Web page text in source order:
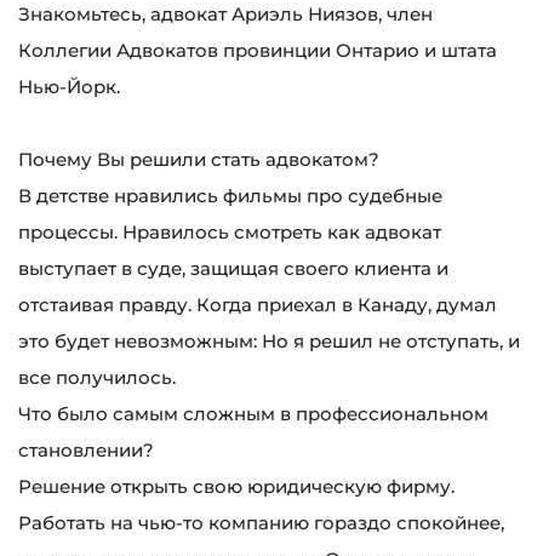
Знакомьтесь, адвокат Ариэль Ниязов, член
Коллегии Адвокатов провинции Онтарио и штата
Нью-Йорк.
Почему Вы решили стать адвокатом?
В детстве нравились фильмы про судебные
процессы. Нравилось смотреть как адвокат
выступает в суде, защищая своего клиента и
отстаивая правду. Когда приехал в Канаду, думал
это будет невозможным: Но я решил не отступать, и
все получилось.
Что было самым сложным в профессиональном
становлении?
Решение открыть свою юридическую фирму.
Работать на чью-то компанию гораздо спокойнее,